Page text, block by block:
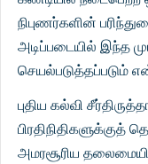
நிபுணர்களின்
அடிப்படையில் இந்த
செயல்படுத்தப்படும்
புதிய கல்வி
பிரதிநிதிகளுக்குத்
அமரசூரிய